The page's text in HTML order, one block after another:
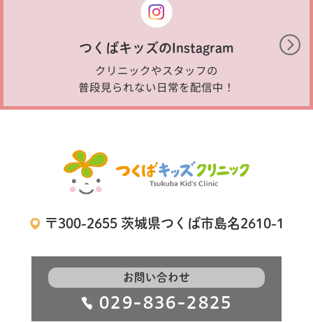
つくばキッズのInstagram
クリニックやスタッフの
普段見られない日常を配信中！
〒300-2655 茨城県つくば市島名2610-1
お問い合わせ
029-836-2825